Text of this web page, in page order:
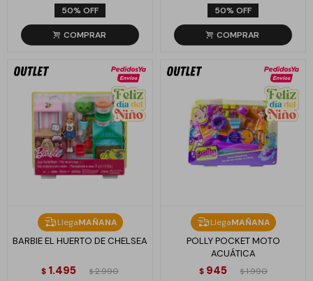
50
50
LlegaMAÑANA
BARBIE EL HUERTO DE CHELSEA
$ 1.495 $ 2.990
LlegaMAÑANA
POLLY POCKET MOTO
ACUÁTICA
$ 945 $ 1.990